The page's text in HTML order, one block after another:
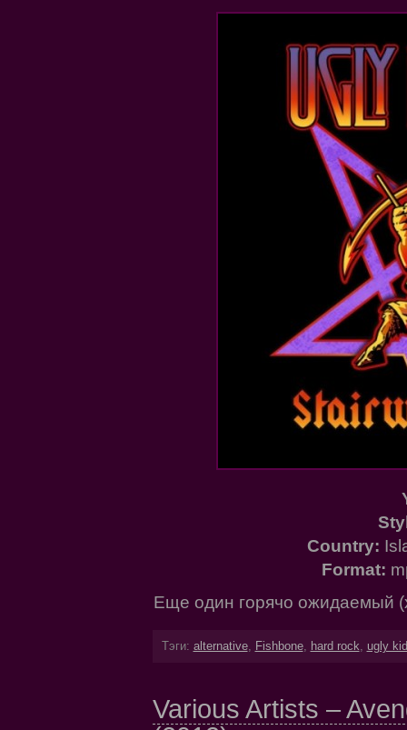
Country:
Format:
Еще один горячо ожидаемый
Тэги: alternative, Fishbone, hard rock, ugly
Various Artists –